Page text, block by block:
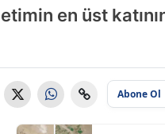
en üst
Abone Ol